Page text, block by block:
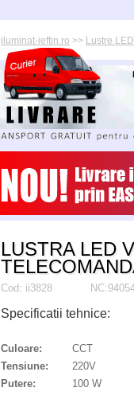
iluminat-ieftin.ro >> Lustre LED
LUSTRA LED
Cod: ii3828
Specificatii tehnice:
Culoare:
CCT
Tensiune:
220V
Putere:
100 W